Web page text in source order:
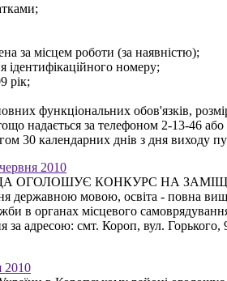
за місцем роботи (за наявністю);
ідентифікаційного номеру;
рік;
функціональних обов'язків,
надається за телефоном 2-13-46
30 календарних днів з дня виходу
2010
ОГОЛОШУЄ КОНКУРС НА
державною мовою, освіта - повна
в органах місцевого
за адресою: смт. Короп, вул. Горького,
2010